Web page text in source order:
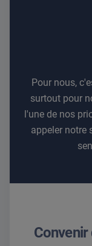
Pour nous,
surtout pour
l'une de nos
appeler notre